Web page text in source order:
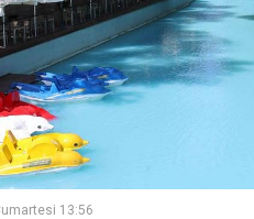
13:56